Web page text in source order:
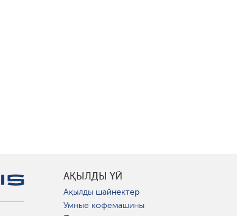
АҚЫЛДЫ ҮЙ
Ақылды шайнектер
Умные кофемашины